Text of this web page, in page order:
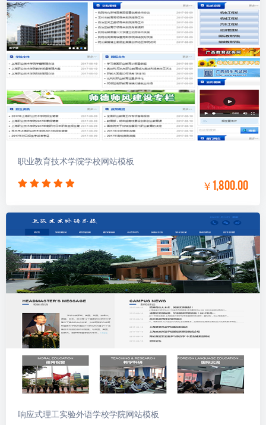
职业教育技术学院学校网站模板
￥1,800.00
响应式理工实验外语学校学院网站模板